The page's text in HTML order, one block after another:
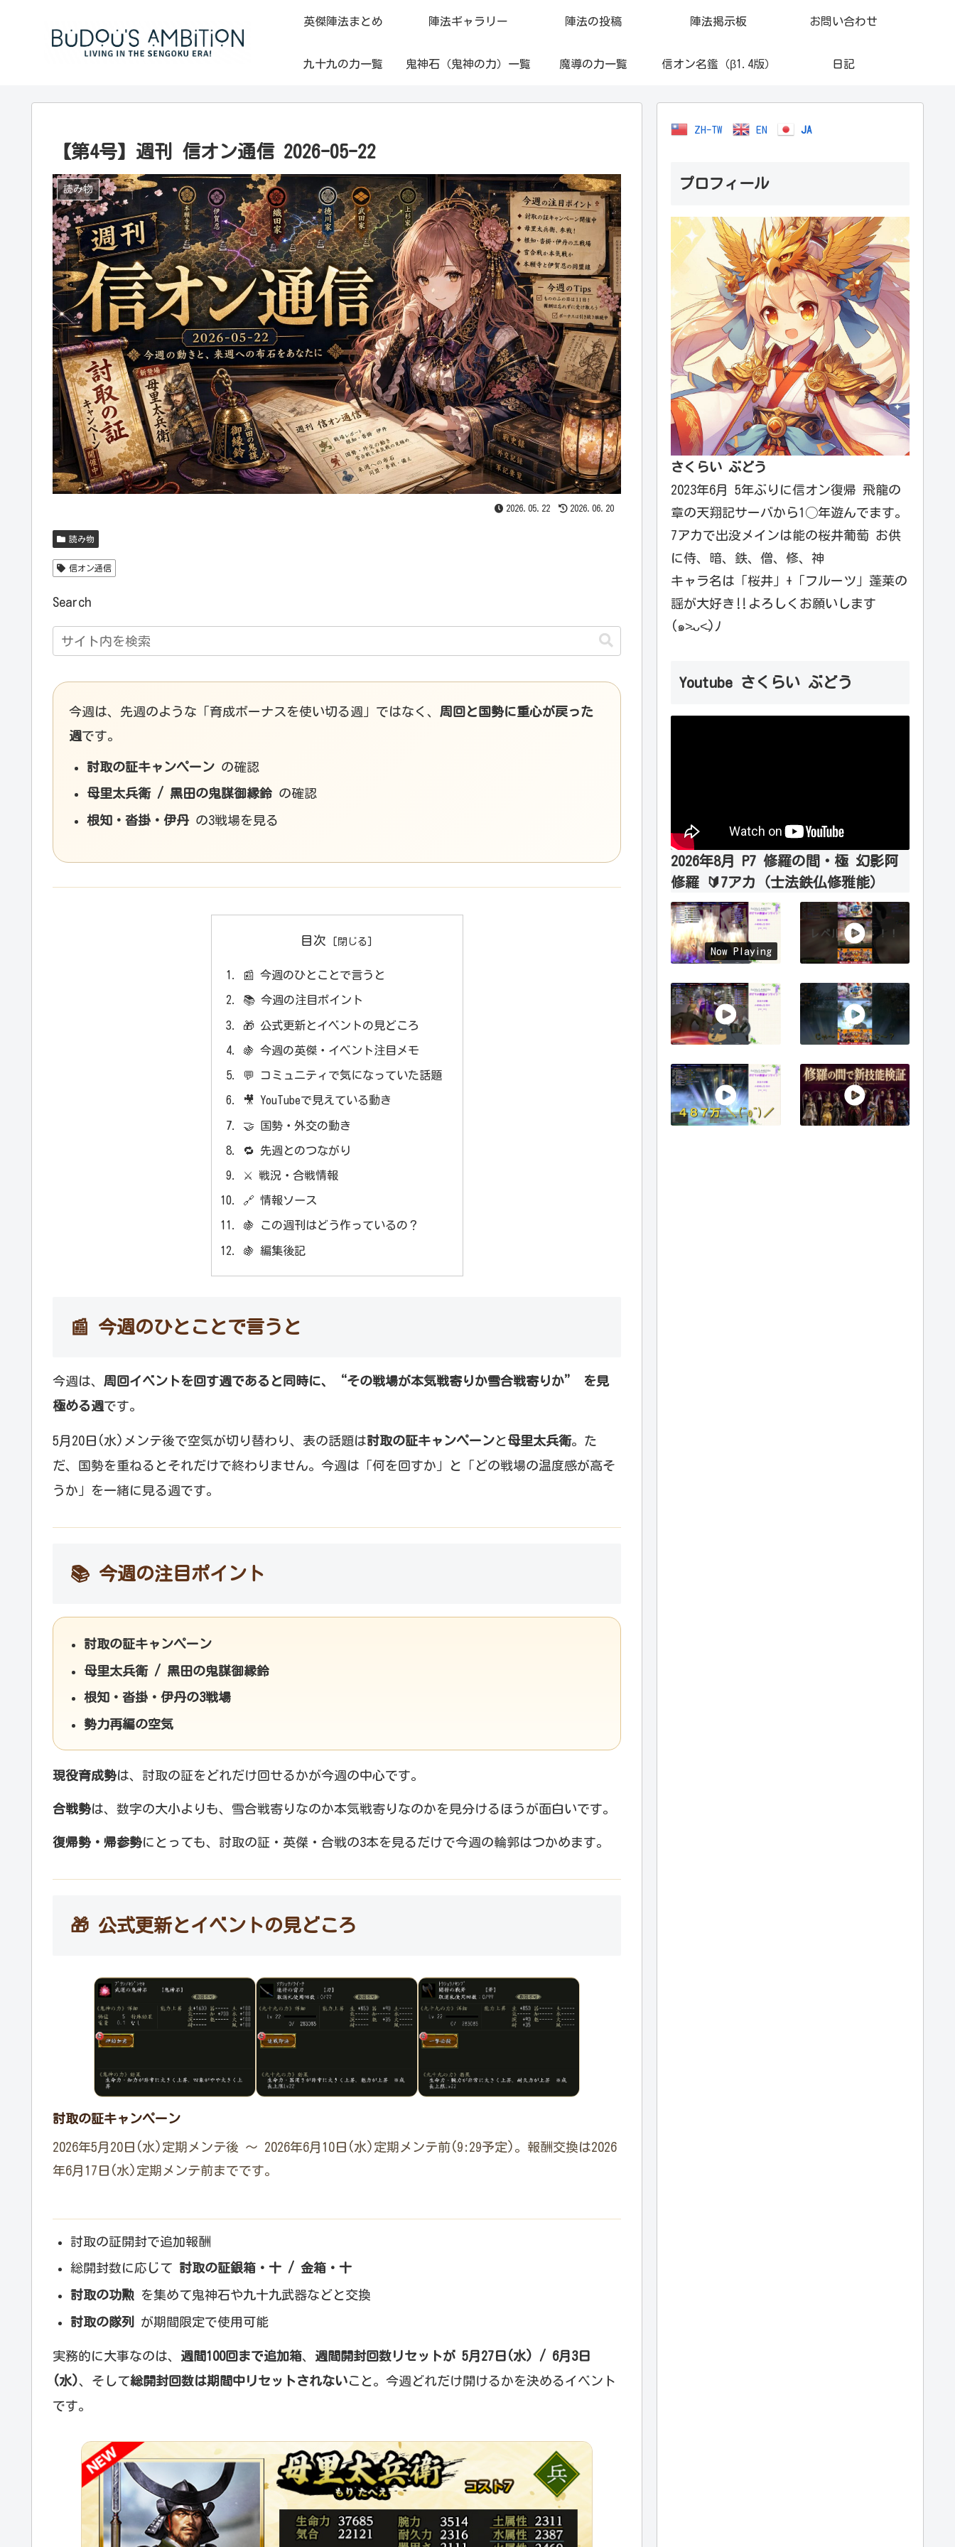
英傑陣法まとめ 陣法ギャラリー 陣法の投稿 陣法掲示板 お問い合わせ
九十九の力一覧 鬼神石（鬼神の力）一覧 魔導の力一覧 信オン名鑑（β1.4版） 日記
【第4号】週刊 信オン通信 2026-05-22
読み物
2026.05.22 2026.06.20
読み物
信オン通信
Search
今週は、先週のような「育成ボーナスを使い切る週」ではなく、 周回と国勢に重心が戻った
週です。
討取の証キャンペーン の確認
母里太兵衛 / 黒田の鬼謀御縁鈴 の確認
根知・沓掛・伊丹の3戦場を見る
目次
📰 今週のひとことで言うと
📚 今週の注目ポイント
🎁 公式更新とイベントの見どころ
🍇 今週の英傑・イベント注目メモ
💬 コミュニティで気になっていた話題
🎥 YouTubeで見えている動き
🤝 国勢・外交の動き
🔁 先週とのつながり
⚔️ 戦況・合戦情報
🔗 情報ソース
🍇 この週刊はどう作っているの？
🍇 編集後記
📰 今週のひとことで言うと
今週は、 周回イベントを回す週であると同時に、“その戦場が本気戦寄りか雪合戦寄りか” を見
極める週です。
5月20日(水)メンテ後で空気が切り替わり、表の話題は討取の証キャンペーンと母里太兵衛。た
だ、国勢を重ねるとそれだけで終わりません。今週は「何を回すか」と「どの戦場の温度感が高そ
うか」を一緒に見る週です。
📚 今週の注目ポイント
討取の証キャンペーン
母里太兵衛 / 黒田の鬼謀御縁鈴
根知・沓掛・伊丹の3戦場
勢力再編の空気
現役育成勢は、討取の証をどれだけ回せるかが今週の中心です。
合戦勢は、数字の大小よりも、雪合戦寄りなのか本気戦寄りなのかを見分けるほうが面白いです。
復帰勢・帰参勢にとっても、討取の証・英傑・合戦の3本を見るだけで今週の輪郭はつかめます。
🎁 公式更新とイベントの見どころ
討取の証キャンペーン
2026年5月20日(水)定期メンテ後 ～ 2026年6月10日(水)定期メンテ前(9:29予定)。報酬交換は2026
年6月17日(水)定期メンテ前までです。
討取の証開封で追加報酬
総開封数に応じて討取の証銀箱・十 / 金箱・十
討取の功勲 を集めて鬼神石や九十九武器などと交換
討取の隊列 が期間限定で使用可能
実務的に大事なのは、 週間100回まで追加箱、 週間開封回数リセットが 5月27日(水) / 6月3日
(水)、そして総開封回数は期間中リセットされないこと。今週どれだけ開けるかを決めるイベント
です。
ZH-TW EN JA
プロフィール
さくらい ぶどう
2023年6月 5年ぶりに信オン復帰 飛龍の
章の天翔記サーバから1◯年遊んでます。
7アカで出没メインは能の桜井葡萄 お供
に侍、暗、鉄、僧、修、神
キャラ名は「桜井」+「フルーツ」蓬莱の
謡が大好き‼️よろしくお願いします
(๑˃̵ᴗ˂̵)ﾉ
Youtube さくらい ぶどう
2026年8月 P7 修羅の間・極 幻影阿
修羅 🔰7アカ（士法鉄仏修雅能）
Now Playing